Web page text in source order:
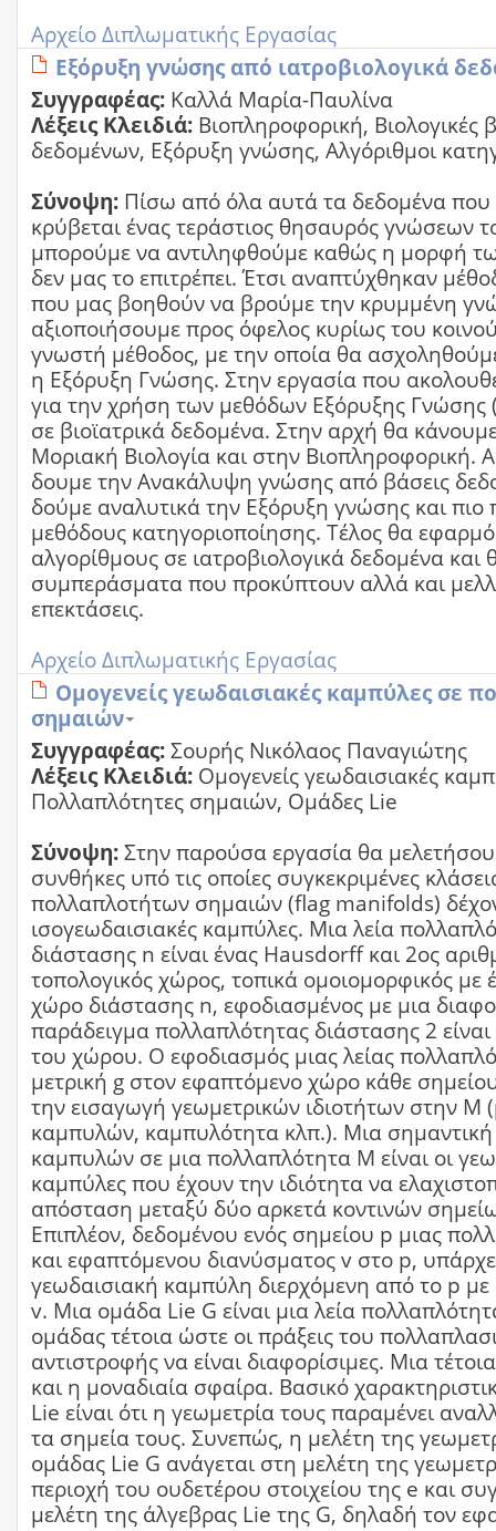
Αρχείο Διπλωματικής Εργασίας
Εξόρυξη γνώσης από ιατροβιολογικά
Συγγραφέας: Καλλά Μαρία-Παυλίνα
Λέξεις Κλειδιά: Βιοπληροφορική, Βιολογικές
δεδομένων, Εξόρυξη γνώσης, Αλγόριθμοι
Σύνοψη: Πίσω από όλα αυτά τα δεδομένα
κρύβεται ένας τεράστιος θησαυρός γνώσεων
μπορούμε να αντιληφθούμε καθώς η μορφή
δεν μας το επιτρέπει. Έτσι αναπτύχθηκαν
που μας βοηθούν να βρούμε την κρυμμένη
αξιοποιήσουμε προς όφελος κυρίως του
γνωστή μέθοδος, με την οποία θα ασχοληθούμε
η Εξόρυξη Γνώσης. Στην εργασία που
για την χρήση των μεθόδων Εξόρυξης Γνώσης
σε βιοϊατρικά δεδομένα. Στην αρχή θα
Μοριακή Βιολογία και στην Βιοπληροφορική.
δουμε την Ανακάλυψη γνώσης από βάσεις
δούμε αναλυτικά την Εξόρυξη γνώσης και πιο
μεθόδους κατηγοριοποίησης. Τέλος θα
αλγορίθμους σε ιατροβιολογικά δεδομένα και
συμπεράσματα που προκύπτουν αλλά και
επεκτάσεις.
Αρχείο Διπλωματικής Εργασίας
Ομογενείς γεωδαισιακές καμπύλες σε
σημαιών
Συγγραφέας:Σουρής Νικόλαος Παναγιώτης
Λέξεις Κλειδιά: Ομογενείς γεωδαισιακές
Πολλαπλότητες σημαιών, Ομάδες Lie
Σύνοψη:Στην παρούσα εργασία θα
συνθήκες υπό τις οποίες συγκεκριμένες
πολλαπλοτήτων σημαιών (flag manifolds)
ισογεωδαισιακές καμπύλες. Μια λεία
διάστασης n είναι ένας Hausdorff και 2ος
τοπολογικός χώρος, τοπικά ομοιομορφικός με
χώρο διάστασης n, εφοδιασμένος με μια
παράδειγμα πολλαπλότητας διάστασης 2 είναι
του χώρου. Ο εφοδιασμός μιας λείας
μετρική g στον εφαπτόμενο χώρο κάθε σημείου
την εισαγωγή γεωμετρικών ιδιοτήτων στην M
καμπυλών, καμπυλότητα κλπ.). Μια
καμπυλών σε μια πολλαπλότητα M είναι οι
καμπύλες που έχουν την ιδιότητα να
απόσταση μεταξύ δύο αρκετά κοντινών
Επιπλέον, δεδομένου ενός σημείου p μιας
και εφαπτόμενου διανύσματος v στο p,
γεωδαισιακή καμπύλη διερχόμενη από το p
v. Μια ομάδα Lie G είναι μια λεία
ομάδας τέτοια ώστε οι πράξεις του
αντιστροφής να είναι διαφορίσιμες. Μια
και η μοναδιαία σφαίρα. Βασικό
Lie είναι ότι η γεωμετρία τους παραμένει
τα σημεία τους. Συνεπώς, η μελέτη της
ομάδας Lie G ανάγεται στη μελέτη της
περιοχή του ουδετέρου στοιχείου της e και
μελέτη της άλγεβρας Lie της G, δηλαδή τον